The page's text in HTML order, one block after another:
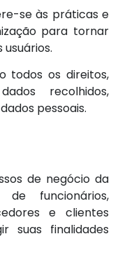
se às práticas e
para tornar
todos os direitos,
recolhidos,
pessoais.
de negócio da
de funcionários,
e clientes
suas finalidades